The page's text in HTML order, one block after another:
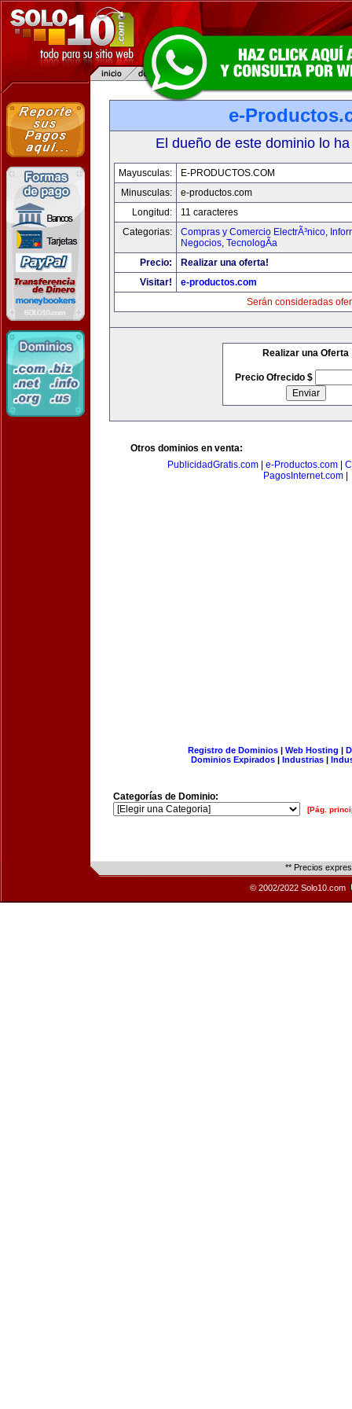
e-
El dueño de este dominio lo
Mayusculas:
E-PRODUCTOS.COM
Minusculas:
e-productos.com
Longitud:
11 caracteres
Categorias:
Compras y Comercio ElectrÃ³nico,
Negocios, TecnologÃ­a
Precio:
Realizar una oferta!
Visitar!
e-productos.com
Serán consideradas
Realizar una Oferta
Precio Ofrecido $
Otros dominios en venta:
PublicidadGratis.com
e-Productos.com
PagosInternet.com
Registro de Dominios| Web Hosting |
Dominios Expirados | Industrias |
Categorías de Dominio:
[Pág.
** Precios
© 2002/2022 Solo10.com